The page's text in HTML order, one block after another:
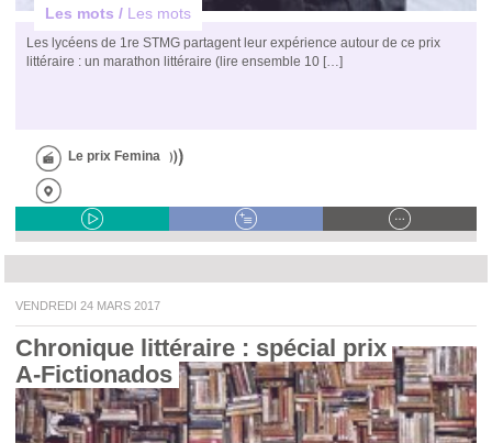
Les mots / Les mots
Les lycéens de 1re STMG partagent leur expérience autour de ce prix
littéraire : un marathon littéraire (lire ensemble 10 […]
Le prix Femina
VENDREDI 24 MARS 2017
Chronique littéraire : spécial prix
A-Fictionados